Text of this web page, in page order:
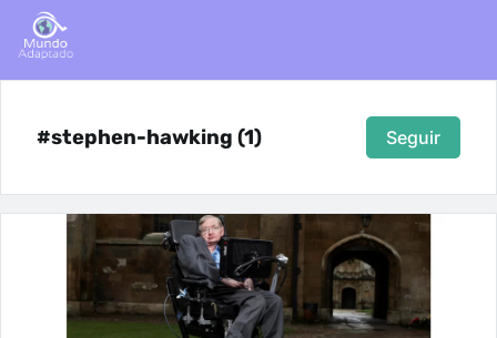
#stephen-hawking (1) Seguir